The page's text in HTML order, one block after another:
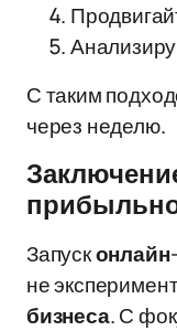
С таким
через неделю.
Запусконлайн
не
бизнеса. С